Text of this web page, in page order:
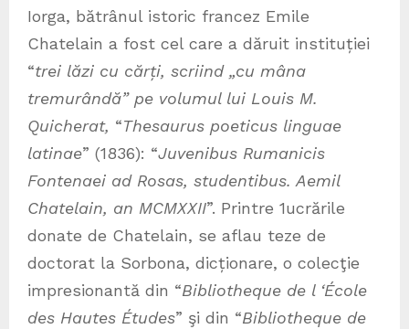
Iorga, bătrânul istoric francez Emile
Chatelain a fost cel care a dăruit instituției
“trei lăzi cu cărți, scriind „cu mâna
tremurândă” pe volumul lui Louis M.
Quicherat, “Thesaurus poeticus linguae
latinae” (1836): “Juvenibus Rumanicis
Fontenaei ad Rosas, studentibus. Aemil
Chatelain, an MCMXXII”. Printre 1ucrările
donate de Chatelain, se aflau teze de
doctorat la Sorbona, dicționare, o colecţie
impresionantă din “Bibliotheque de l ‘École
des Hautes Études” şi din “Bibliotheque de